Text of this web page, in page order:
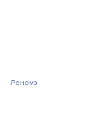
Реномэ